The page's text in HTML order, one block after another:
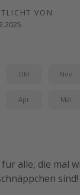
VON
Okt Nov
Apr Mai
alle, die mal
sind!